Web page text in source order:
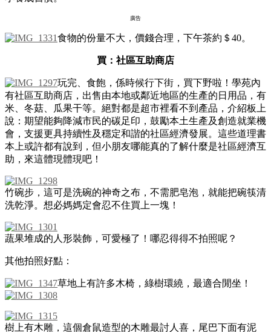
廣告
食物的份量不大，價錢合理，下午茶約＄40。
買： 社區互助商店
玩完、食飽，係時候行下街，買下野啦！學苑內
有社區互助商店，出售由本地或鄰近地區的生產的日用品，有
米、冬菇、瓜果干等。絕對都是超市裡看不到產品，介紹板上
說：期望能夠降減市民的碳足印，鼓勵本土生產及創造就業機
會，支援更具持續性及穩定和諧的社區經濟發展。這些道理書
本上或許都有說到，但小朋友哪能真的了解什麼是社區經濟互
助，來這體現體現吧！
竹碗步，這可是洗碗的神奇之布，不需肥皂泡，就能把碗筷清
洗乾淨。想必媽媽定會忍不住買上一塊！
蔬果堆成的人形裝飾，可愛極了！哪忍得得不拍照呢？
其他拍照好點：
草地上有許多木椅，綠樹環繞，最適合閒坐！
樹上有木雕，這個倉鼠造型的木雕最討人喜，尾巴下面有泥